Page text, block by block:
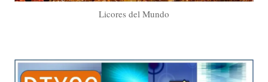
Licores del Mundo